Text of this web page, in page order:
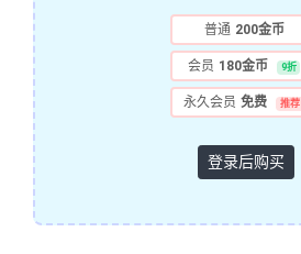
普通 200金币
会员 180金币 9折
永久会员 免费 推荐
登录后购买